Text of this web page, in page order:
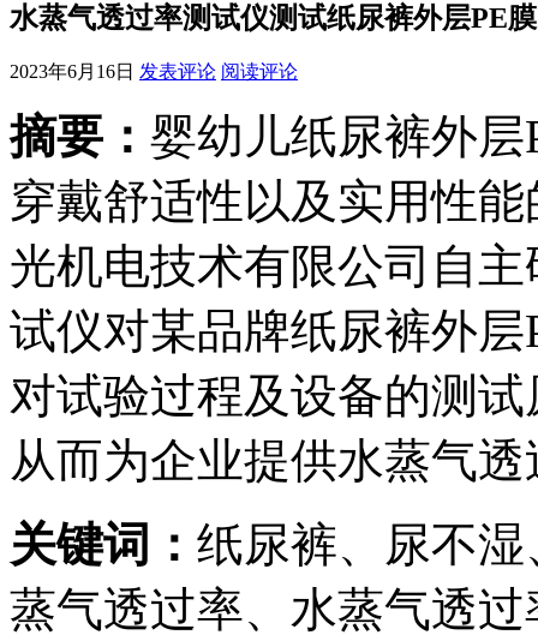
水蒸气透过率测试仪测试纸尿裤外层PE
2023年6月16日 发表评论 阅读评论
摘要： 婴幼儿纸尿裤外
穿戴舒适性以及实用性
光机电技术有限公司自
试仪对某品牌纸尿裤外
对试验过程及设备的测
从而为企业提供水蒸气
关键词： 纸尿裤、尿不
蒸气透过率、水蒸气透